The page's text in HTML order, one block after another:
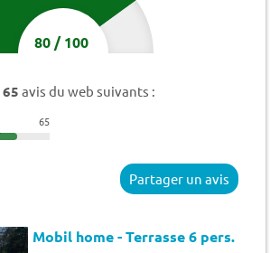
80/100
65 avis du web suivants :
65
Partager un avis
Mobil home - Terrasse 6 pers.